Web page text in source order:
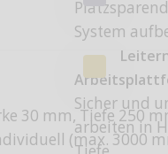
System
Sicher und
arbeiten in
30 mm, Tiefe 250
(max. 3000